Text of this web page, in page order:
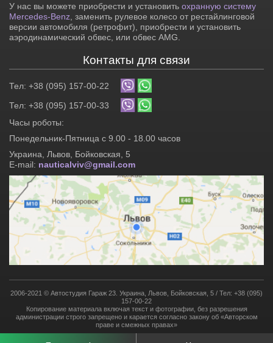
У нас вы можете приобрести и установить охранную систему
Mercedes-Benz , заменить рулевое колесо от рестайлинговой
версии автомобиля (ретрофит), приобрести и установить
аэродинамический обвес, или обвес AMG.
Контакты для связи
Тел: +38 (095) 157-00-22
Тел: +38 (095) 157-00-33
Часы роботы:
Понедельник-Пятница с 9.00 - 18.00 часов
Украина, Львов, Бойковская, 5
E-mail: nauticalviv@gmail.com
2006-2021 © Автостудия Гараж 23. Украина, Львов, Бойковская, 5 / Тел: +38 (095)
157-00-22
Копирование материала включая текст и фотографии, без разрешения
администрации строго запрещено и карается согласно закону об «Авторском
праве и смежных правах»